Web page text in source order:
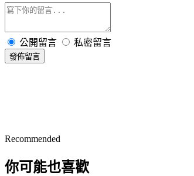
公開留言 私密留言
發佈留言
Recommended
你可能也喜歡